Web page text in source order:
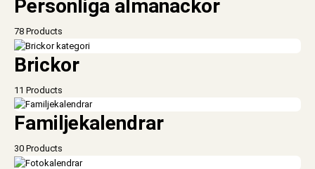
Personliga almanackor
78 Products
Brickor
11 Products
Familjekalendrar
30 Products